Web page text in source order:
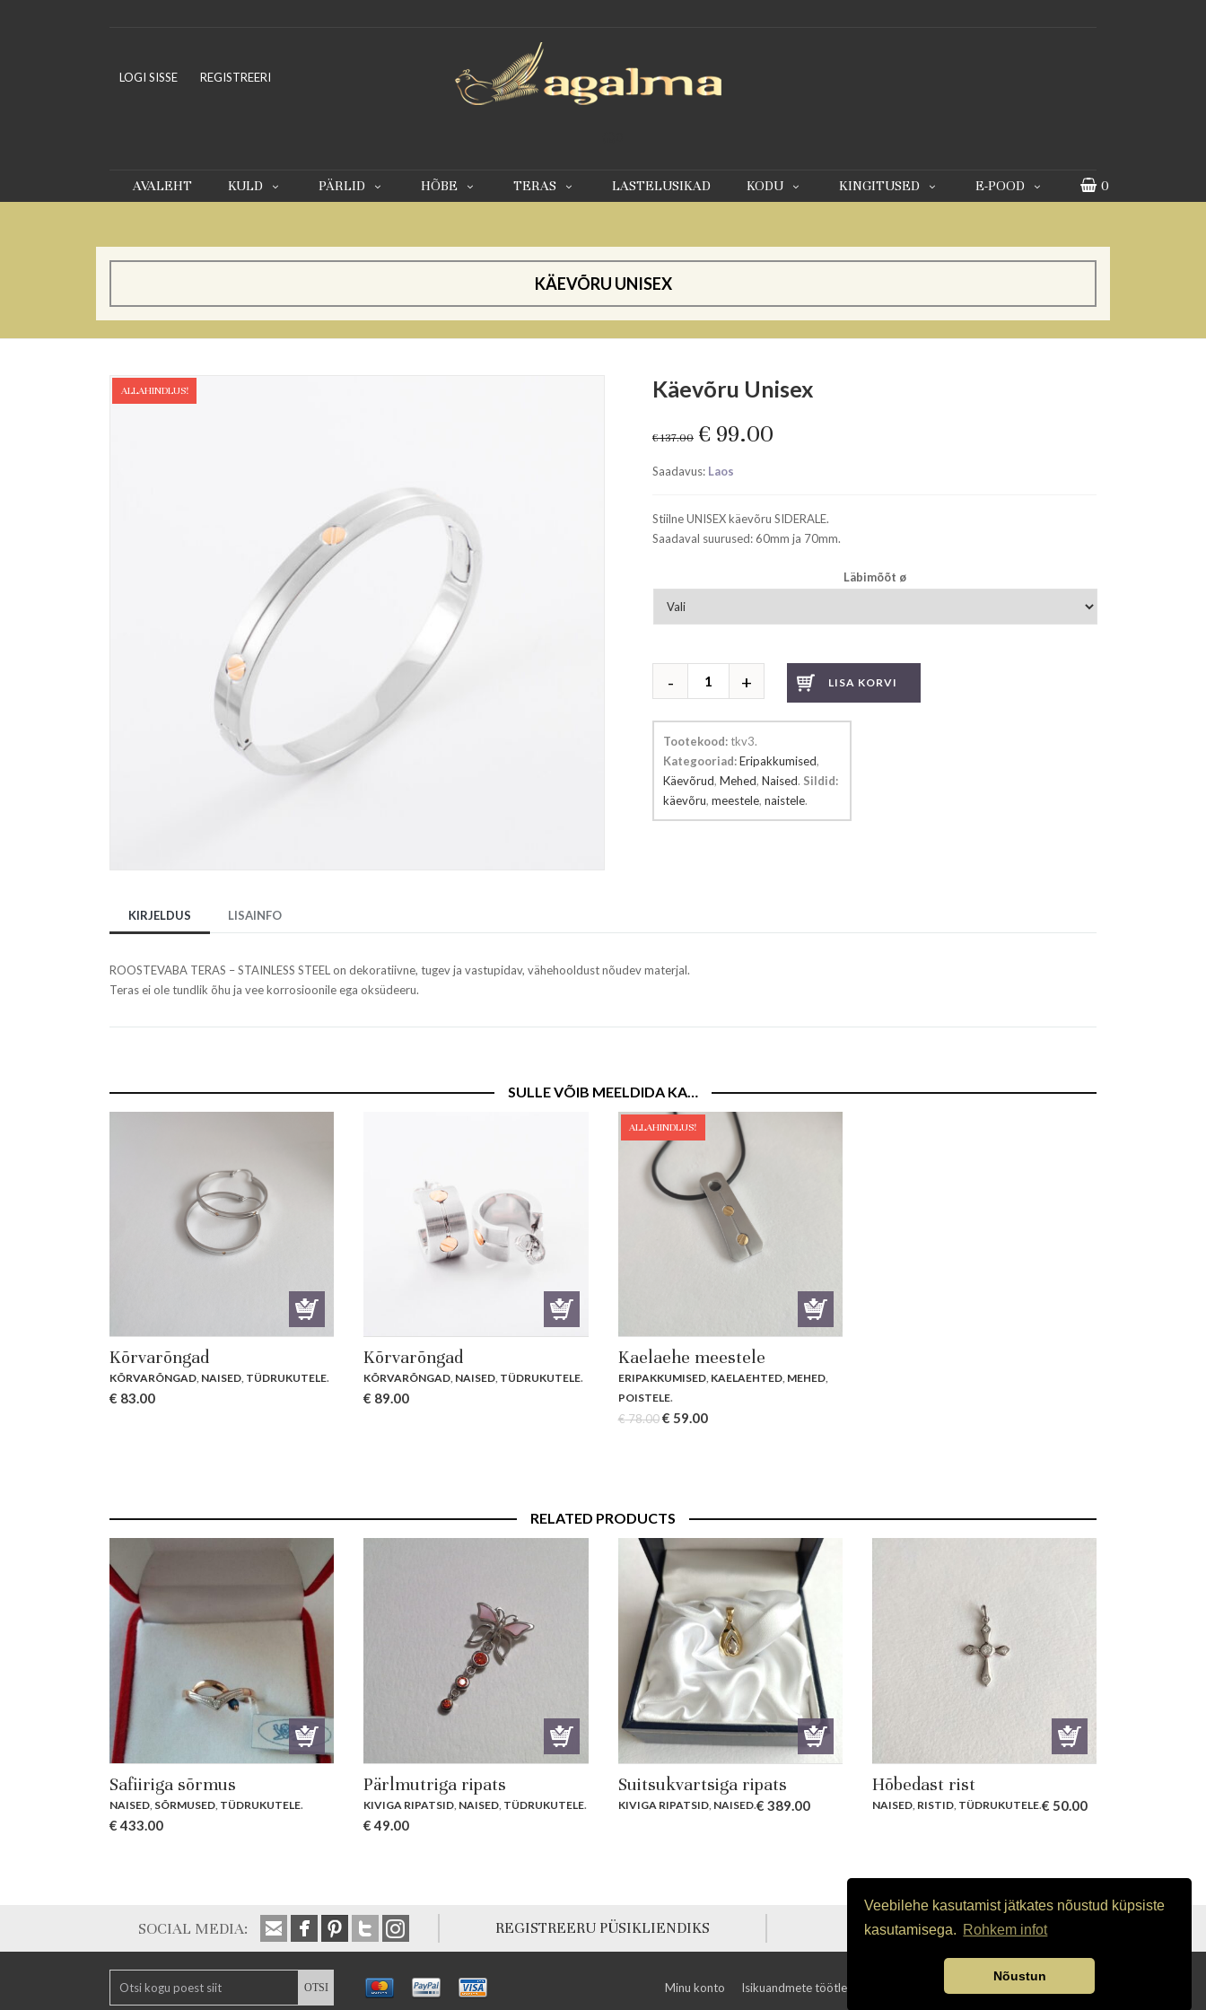
Veebilehe kasutamist jätkates nõustud küpsiste
kasutamisega. Rohkem infot
Nõustun
LOGI SISSE REGISTREERI
AVALEHT KULD PÄRLID HÕBE TERAS LASTELUSIKAD KODU KINGITUSED E-POOD 0
KÄEVÕRU UNISEX
ALLAHINDLUS! Käevõru Unisex
€137.00 Original
price
€ 137.00.
€ 99.00
€ 99.00.
Saadavus: Laos
Stiilne UNISEX käevõru SIDERALE.
Saadaval suurused: 60mm ja 70mm.
Läbimõõt ø
LISA KORVI
Tootekood: tkv3.
Kategooriad:Eripakkumised,
Käevõrud, Mehed, Naised. Sildid:
käevõru, meestele, naistele.
KIRJELDUS LISAINFO
ROOSTEVABA TERAS – STAINLESS STEEL on dekoratiivne, tugev ja vastupidav, vähehooldust nõudev materjal.
Teras ei ole tundlik õhu ja vee korrosioonile ega oksüdeeru.
SULLE VÕIB MEELDIDA KA…
Kõrvarõngad
KÕRVARÕNGAD, NAISED, TÜDRUKUTELE.
€ 83.00
Kõrvarõngad
KÕRVARÕNGAD, NAISED, TÜDRUKUTELE.
€ 89.00
ALLAHINDLUS!
Kaelaehe meestele
ERIPAKKUMISED, KAELAEHTED, MEHED,
POISTELE.
€78.00 Original
€ 59.00Current
RELATED PRODUCTS
Safiiriga sõrmus
NAISED SÕRMUSED TÜDRUKUTELE.
€433.00
Pärlmutriga ripats
KIVIGA RIPATSID NAISED TÜDRUKUTELE.
€49.00
Suitsukvartsiga ripats
KIVIGA RIPATSID, NAISED.€ 389.00
Hõbedast rist
NAISED, RISTID, TÜDRUKUTELE.€ 50.00
SOCIAL MEDIA: REGISTREERU PÜSIKLIENDIKS OSTUTINGIMUSED
Minu konto Isikuandmete töötlemine Ostukorv Privaatsuspoliitika